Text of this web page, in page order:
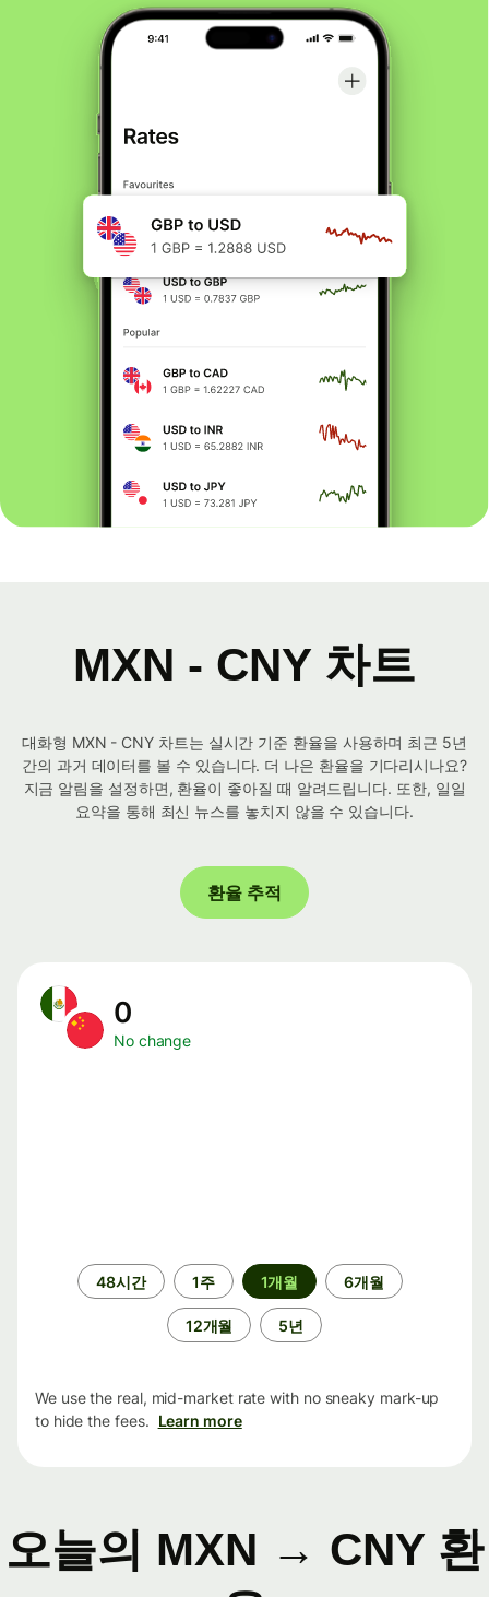
MXN - CNY 차트
대화형 MXN - CNY 차트는 실시간 기준 환율을 사용하며 최근 5년
간의 과거 데이터를 볼 수 있습니다. 더 나은 환율을 기다리시나요?
지금 알림을 설정하면, 환율이 좋아질 때 알려드립니다. 또한, 일일
요약을 통해 최신 뉴스를 놓치지 않을 수 있습니다.
환율 추적
0
No change
48시간 1주 1개월 6개월
12개월 5년
We use the real, mid-market rate with no sneaky mark-up
to hide the fees. Learn more
오늘의 MXN → CNY 환